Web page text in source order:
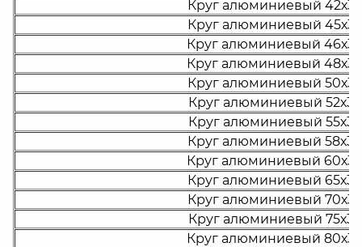
Круг алюминиевый
Круг алюминиевый
Круг алюминиевый
Круг алюминиевый
Круг алюминиевый
Круг алюминиевый
Круг алюминиевый
Круг алюминиевый
Круг алюминиевый
Круг алюминиевый
Круг алюминиевый
Круг алюминиевый
Круг алюминиевый